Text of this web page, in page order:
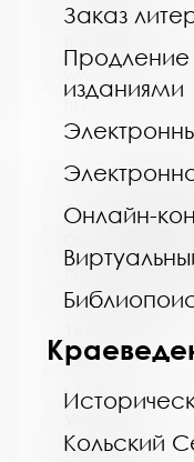
Заказ
Продление
изданиями
Онлайн-
Кольский
Телефон:
8 (81553) 3-35-48
www:
https://
Название
Ловозерская
МБУ
Почтовый
Город:
г. п. Ревда
Улица, дом:
Победы, 25